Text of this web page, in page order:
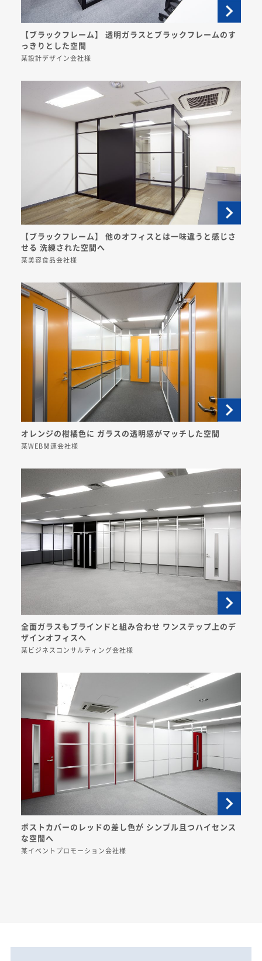
【ブラックフレーム】 透明ガラスとブラックフレームのす
っきりとした空間
某設計デザイン会社様
【ブラックフレーム】 他のオフィスとは一味違うと感じさ
せる 洗練された空間へ
某美容食品会社様
オレンジの柑橘色に ガラスの透明感がマッチした空間
某WEB関連会社様
全面ガラスもブラインドと組み合わせ ワンステップ上のデ
ザインオフィスへ
某ビジネスコンサルティング会社様
ポストカバーのレッドの差し色が シンプル且つハイセンス
な空間へ
某イベントプロモーション会社様